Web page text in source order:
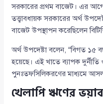
সরকারের প্রথম বাজেট। এর
তত্ত্বাবধায়ক সরকারের অর্থ
বাজেট উপস্থাপন করেছিলেন
অর্থ উপদেষ্টা বলেন, “বিগত ১৫
হয়েছে। এই খাতে ব্যাপক
পুনঃতফসিলিকরণের মাধ্যমে
খেলাপি ঋণের